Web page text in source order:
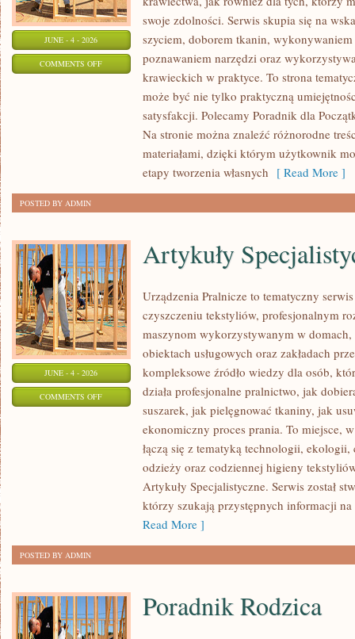
JUNE - 4 - 2026
COMMENTS OFFON
PRZERÓBKI
swoje zdolności. Serwis skupia się na
szyciem, doborem tkanin,
poznawaniem narzędzi oraz
krawieckich w praktyce. To strona
może być nie tylko praktyczną
satysfakcji. Polecamy Poradnik dla
Na stronie można znaleźć różnorodne
materiałami, dzięki którym użytkownik
etapy tworzenia własnych [ Read More ]
POSTED BY ADMIN
JUNE - 4 - 2026
COMMENTS OFFON
ARTYKUŁY
SPECJALISTYCZNE
Artykuły
Urządzenia Pralnicze to tematyczny
czyszczeniu tekstyliów, profesjonalnym
maszynom wykorzystywanym w
obiektach usługowych oraz zakładach
kompleksowe źródło wiedzy dla osób,
działa profesjonalne pralnictwo, jak
suszarek, jak pielęgnować tkaniny, jak
ekonomiczny proces prania. To miejsce,
łączą się z tematyką technologii,
odzieży oraz codziennej higieny
Artykuły Specjalistyczne. Serwis został
którzy szukają przystępnych informacji
Read More ]
POSTED BY ADMIN
Poradnik Rodzica